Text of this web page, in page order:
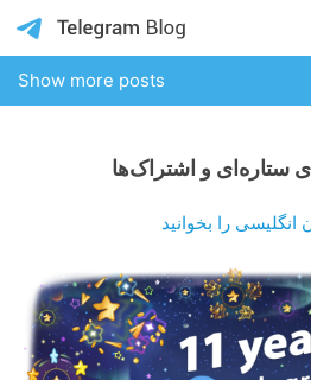
Show more posts
ستاره‌ای و اشتراک‌ها
انگلیسی را بخوانید